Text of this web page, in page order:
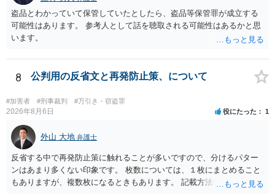
盗品とわかっていて保管していたとしたら、盗品等保管罪が成立する
可能性はあります。 参考人として話を聴取される可能性はあるかと思
います。
8 公判用の反省文と再発防止策、について
#加害者 #刑事裁判 #万引き・窃盗罪
2026年8月6日 役にたった 1
外山 大地 弁護士
反省する中で再発防止策に触れることが多いですので、分けるパター
ンはあまり多くない印象です。 枚数については、１枚にまとめること
もありますが、複数枚になるときもあります。 記載方法については、